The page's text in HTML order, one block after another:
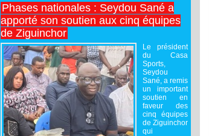
Phases nationales : Seydou Sané a
apporté son soutien aux cinq équipes
de Ziguinchor
Le président
du Casa
Sports,
Seydou
Sané, a remis
un important
soutien en
faveur des
cinq équipes
de Ziguinchor
qui